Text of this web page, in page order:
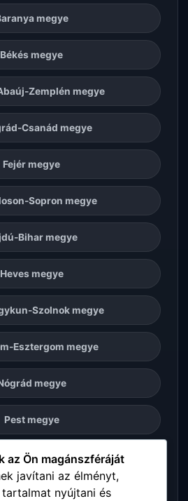
megye
Békés megye
Zemplén megye
Csanád megye
Fejér megye
Sopron megye
Bihar megye
Heves megye
Szolnok megye
Esztergom megye
megye
Pest megye
megye
Szatmár-Bereg megye
az Ön magánszféráját
javítani az élményt,
nyújtani és